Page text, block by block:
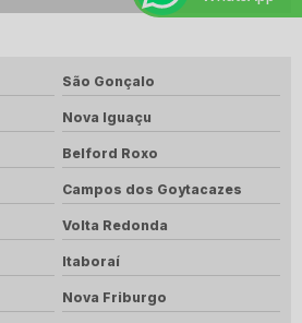
São Gonçalo
Nova Iguaçu
Belford Roxo
Campos dos Goytacazes
Volta Redonda
Itaboraí
Nova Friburgo